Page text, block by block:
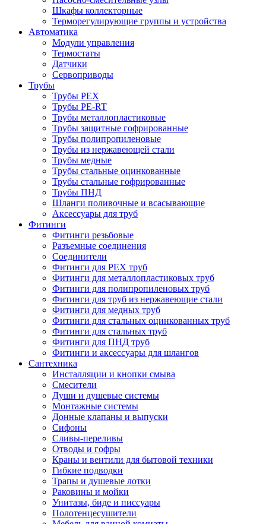
Шкафы коллекторные
Терморегулирующие группы и устройства
Автоматика
Модули управления
Термостаты
Датчики
Сервоприводы
Трубы
Трубы PEX
Трубы PE-RT
Трубы металлопластиковые
Трубы защитные гофрированные
Трубы полипропиленовые
Трубы из нержавеющей стали
Трубы медные
Трубы стальные оцинкованные
Трубы стальные гофрированные
Трубы ПНД
Шланги поливочные и всасывающие
Аксессуары для труб
Фитинги
Фитинги резьбовые
Разъемные соединения
Соединители
Фитинги для PEX труб
Фитинги для металлопластиковых труб
Фитинги для полипропиленовых труб
Фитинги для труб из нержавеющие стали
Фитинги для медных труб
Фитинги для стальных оцинкованных труб
Фитинги для стальных труб
Фитинги для ПНД труб
Фитинги и аксессуары для шлангов
Сантехника
Инсталляции и кнопки смыва
Смесители
Души и душевые системы
Монтажные системы
Донные клапаны и выпуски
Сифоны
Сливы-переливы
Отводы и гофры
Краны и вентили для бытовой техники
Гибкие подводки
Трапы и душевые лотки
Раковины и мойки
Унитазы, биде и писсуары
Полотенцесушители